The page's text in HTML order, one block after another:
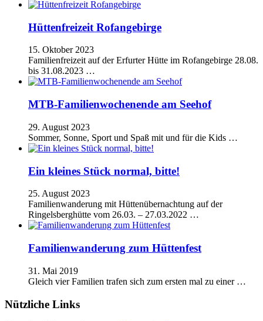
Hüttenfreizeit Rofangebirge
15. Oktober 2023
Familienfreizeit auf der Erfurter Hütte im Rofangebirge 28.08.
bis 31.08.2023 …
MTB-Familienwochenende am Seehof
29. August 2023
Sommer, Sonne, Sport und Spaß mit und für die Kids …
Ein kleines Stück normal, bitte!
25. August 2023
Familienwanderung mit Hüttenübernachtung auf der
Ringelsberghütte vom 26.03. – 27.03.2022 …
Familienwanderung zum Hüttenfest
31. Mai 2019
Gleich vier Familien trafen sich zum ersten mal zu einer …
Nützliche Links